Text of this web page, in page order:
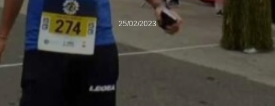
25/02/2023